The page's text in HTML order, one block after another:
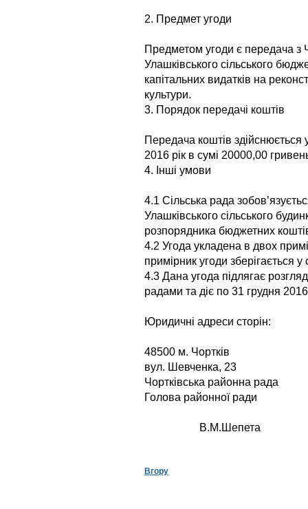
2. Предмет угоди
Предметом угоди є передача з
Улашківського сільського
капітальних видатків на
культури.
3. Порядок передачі коштів
Передача коштів
2016 рік в сумі 20000,00
4. Інші умови
4.1 Сільська рада
Улашківського сільського
розпорядника бюджетних
4.2 Угода укладена в двох
примірник угоди зберігається у
4.3 Дана угода підлягає
радами та діє по 31 грудня
Юридичні адреси сторін:
48500 м. Чортків
вул. Шевченка, 23
Чортківська районна
Голова районної
Вгору